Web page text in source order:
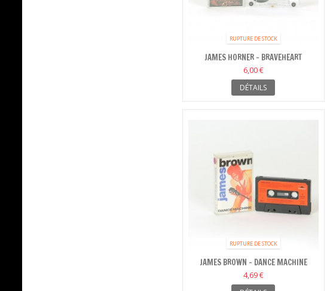
RUPTURE DE STOCK
JAMES HORNER - BRAVEHEART
(ORIGINAL MOTION PICTURE...
6,00 €
DÉTAILS
RUPTURE DE STOCK
JAMES BROWN - DANCE MACHINE
4,69 €